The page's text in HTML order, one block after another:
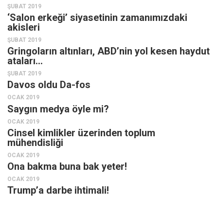
ŞUBAT 2019
‘Salon erkeği’ siyasetinin zamanımızdaki
akisleri
ŞUBAT 2019
Gringoların altınları, ABD’nin yol kesen haydut
ataları…
ŞUBAT 2019
Davos oldu Da-fos
OCAK 2019
Saygın medya öyle mi?
OCAK 2019
Cinsel kimlikler üzerinden toplum
mühendisliği
OCAK 2019
Ona bakma buna bak yeter!
OCAK 2019
Trump’a darbe ihtimali!